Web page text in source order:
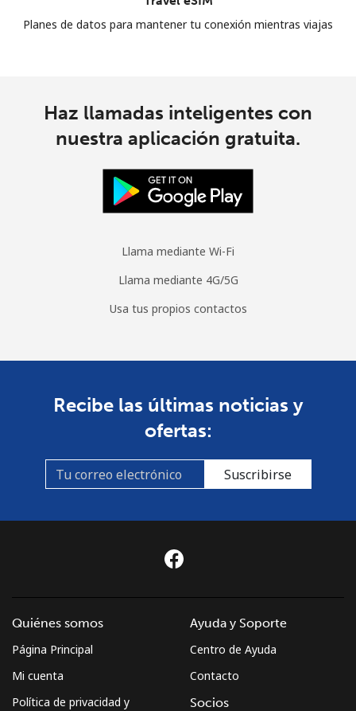
Planes de datos para mantener tu conexión mientras viajas
Haz llamadas inteligentes con
nuestra aplicación gratuita.
Llama mediante Wi-Fi
Llama mediante 4G/5G
Usa tus propios contactos
Recibe las últimas noticias y
ofertas:
Suscribirse
Quiénes somos
Página Principal
Mi cuenta
Política de privacidad y
Ayuda y Soporte
Centro de Ayuda
Contacto
Socios